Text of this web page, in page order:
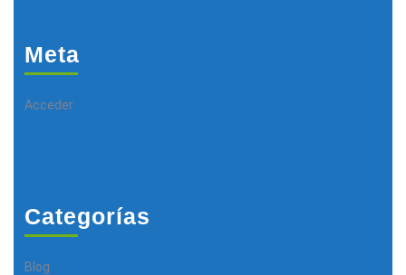
Meta
Acceder
Categorías
Blog